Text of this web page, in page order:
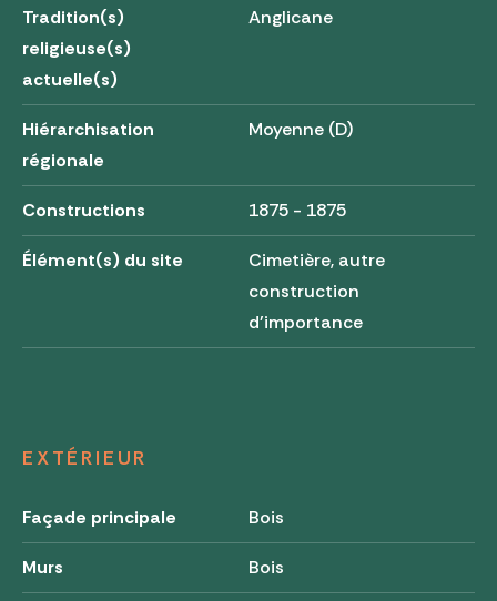
Tradition(s)
religieuse(s)
actuelle(s)
Anglicane
Hiérarchisation
régionale
Moyenne (D)
Constructions 1875 - 1875
Élément(s) du site
Cimetière, autre
construction
d'importance
EXTÉRIEUR
Façade principale Bois
Murs Bois